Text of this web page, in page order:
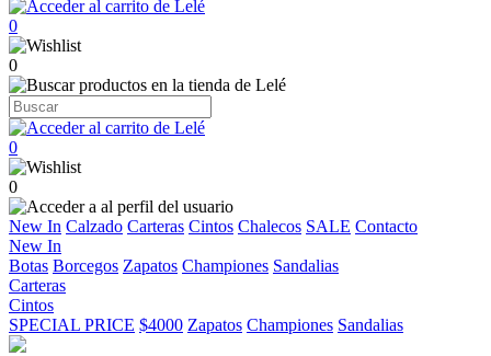
0
0
0
0
New In Calzado Carteras Cintos Chalecos SALE Contacto
New In
Botas Borcegos Zapatos Championes Sandalias
Carteras
Cintos
SPECIAL PRICE $4000 Zapatos Championes Sandalias